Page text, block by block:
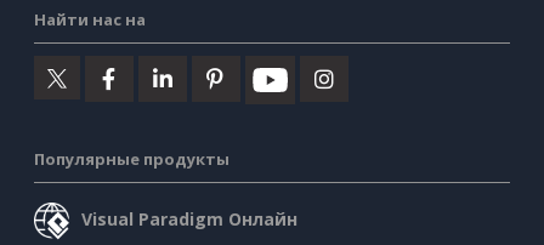
Найти нас на
Популярные продукты
Visual Paradigm Онлайн